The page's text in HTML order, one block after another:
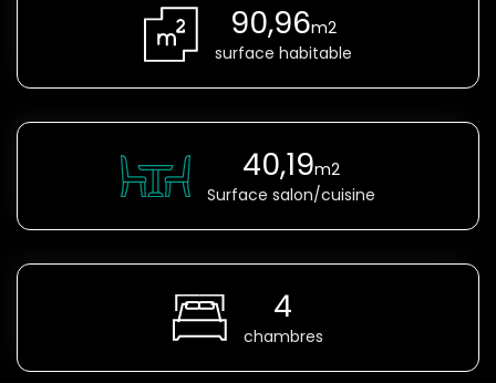
90,96m2
surface habitable
40,19m2
Surface salon/cuisine
4
chambres